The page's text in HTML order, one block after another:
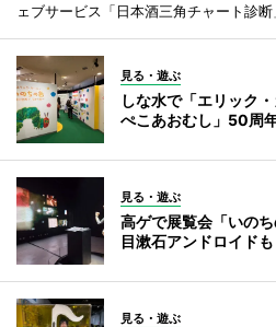
ェブサービス「日本酒三角チャート診断
見る・遊ぶ
しな水で「エリック
ぺこあおむし」50周
見る・遊ぶ
高ゲで展覧会「いの
目漱石アンドロイドも
見る・遊ぶ